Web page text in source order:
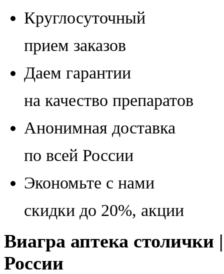
Круглосуточный
прием заказов
Даем гарантии
на качество препаратов
Анонимная доставка
по всей России
Экономьте с нами
скидки до 20%, акции
Виагра аптека столички
России